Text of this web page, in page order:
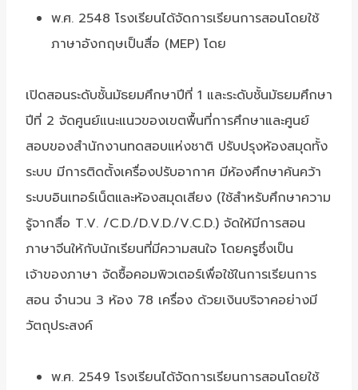
พ.ศ. 2548 โรงเรียนได้จัดการเรียนการสอนโดยใช้
ภาษาอังกฤษเป็นสื่อ (MEP) โดย
เปิดสอนระดับชั้นมัธยมศึกษาปีที่ 1 และระดับชั้นมัธยมศึกษา
ปีที่ 2 จัดศูนย์แนะแนวของเขตพื้นที่การศึกษาและศูนย์
สอบของสำนักงานทดสอบแห่งชาติ ปรับปรุงห้องสมุดทั้ง
ระบบ มีการติดตั้งเครื่องปรับอากาศ มีห้องศึกษาค้นคว้า
ระบบอินเทอร์เน็ตและห้องสมุดเสียง (ใช้สำหรับศึกษาความ
รู้จากสื่อ T.V. /C.D./D.V.D./V.C.D.) จัดให้มีการสอน
ภาษาจีนให้กับนักเรียนที่มีความสนใจ โดยครูซึ่งเป็น
เจ้าของภาษา จัดซื้อคอมพิวเตอร์เพื่อใช้ในการเรียนการ
สอน จำนวน 3 ห้อง 78 เครื่อง ด้วยเงินบริจาคอย่างมี
วัตถุประสงค์
พ.ศ. 2549 โรงเรียนได้จัดการเรียนการสอนโดยใช้